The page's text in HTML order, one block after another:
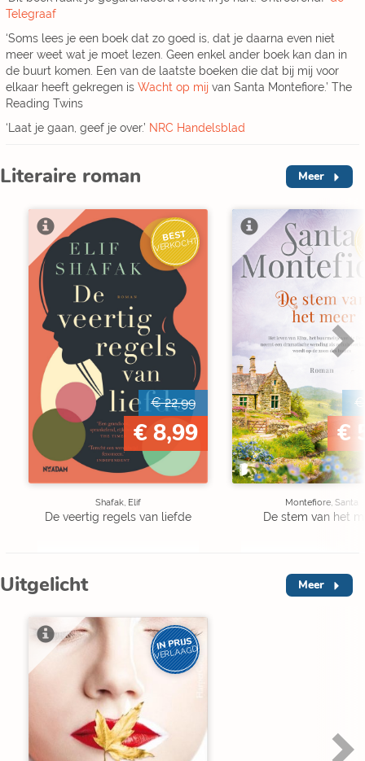
Telegraaf
‘Soms lees je een boek dat zo goed is, dat je daarna even niet
meer weet wat je moet lezen. Geen enkel ander boek kan dan in
de buurt komen. Een van de laatste boeken die dat bij mij voor
elkaar heeft gekregen is Wacht op mij van Santa Montefiore.’ The
Reading Twins
‘Laat je gaan, geef je over.’ NRC Handelsblad
Literaire roman Meer
BEST
VERKOCHT
€ 22,99
€ 8,99
Shafak, Elif
De veertig regels van liefde
€
€
Montefiore, Santa
De stem van het
Uitgelicht Meer
IN PRIJS
VERLAAGD